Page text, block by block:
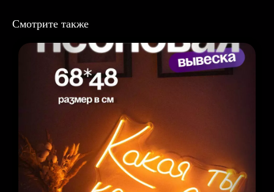
Смотрите также